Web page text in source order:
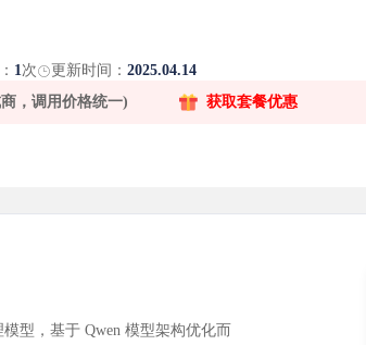
1次 更新时间： 2025.04.14
，调用价格统一) 获取套餐优惠
型，基于 Qwen 模型架构优化而